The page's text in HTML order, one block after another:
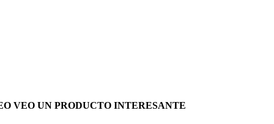
VEO UN PRODUCTO INTERESANTE